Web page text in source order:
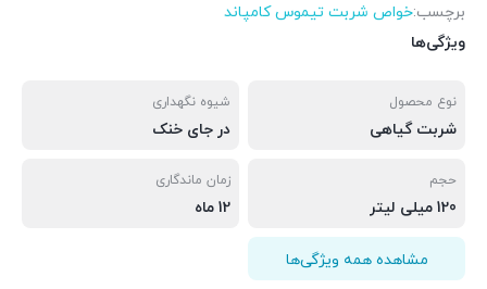
برچسب:خواص شربت تیموس کامپاند
ویژگی‌ها
نوع محصول
شربت گیاهی
شیوه نگهداری
در جای خنک
حجم
120 میلی لیتر
زمان ماندگاری
12 ماه
مشاهده همه ویژگی‌ها